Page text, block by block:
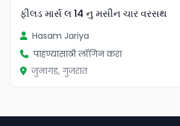
ફીલડ માર્સ લ 14 નુ મસીન ચાર વરસથ
Hasam Jariya
पाहण्यासाठी लॉगिन करा
जुनागड, गुजरात